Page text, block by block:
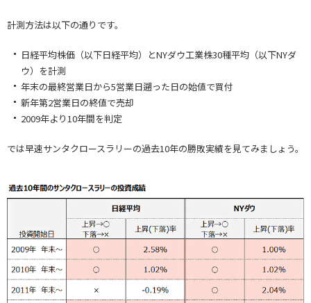
計測方法は以下の通りです。
日経平均株価（以下日経平均）とNYダウ工業株30種平均（以下NYダ
ウ）を計測
年末の最終営業日から5営業日遡った日の始値で買付
新年第2営業日の終値で売却
2009年より10年間を判定
では早速サンタクロースラリーの過去10年の勝敗実績を見てみましょう。